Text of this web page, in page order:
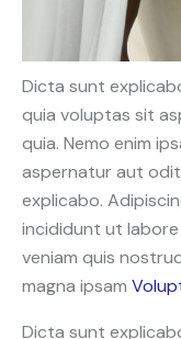
Dicta sunt
quia voluptas sit
quia. Nemo enim
aspernatur aut
explicabo.
incididunt ut labore
veniam quis
magna ipsam
Dicta sunt